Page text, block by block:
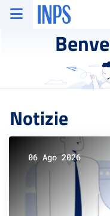
Vai al menu principale
Vai al contenuto principale
Vai al pie' di pagina
INPS ()
Notizie
06 Ago 2026